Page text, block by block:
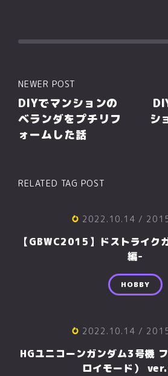
NEWER POST
DIYでマンションの
ベランダをプチリフ
ォームした話
シ
RELATED TAG POST
2022.10.14 /
【GBWC2015】ドストライク
編-
HOBBY
2022.10.14 /
HGユニコーンガンダム3号機
ロイモード）